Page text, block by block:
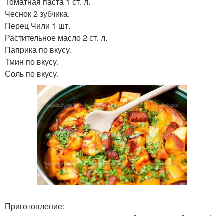
Чеснок 2 зубчика.
Перец Чили 1 шт.
Растительное масло 2 ст. л.
Паприка по вкусу.
Тмин по вкусу.
Соль по вкусу.
Приготовление: